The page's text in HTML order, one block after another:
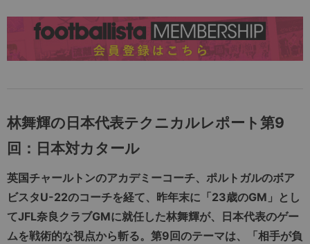
林舞輝の日本代表テクニカルレポート第9
回：日本対カタール
英国チャールトンのアカデミーコーチ、ポルトガルのボア
ビスタU-22のコーチを経て、昨年末に「23歳のGM」とし
てJFL奈良クラブGMに就任した林舞輝が、日本代表のゲー
ムを戦術的な視点から斬る。第9回のテーマは、「相手が負